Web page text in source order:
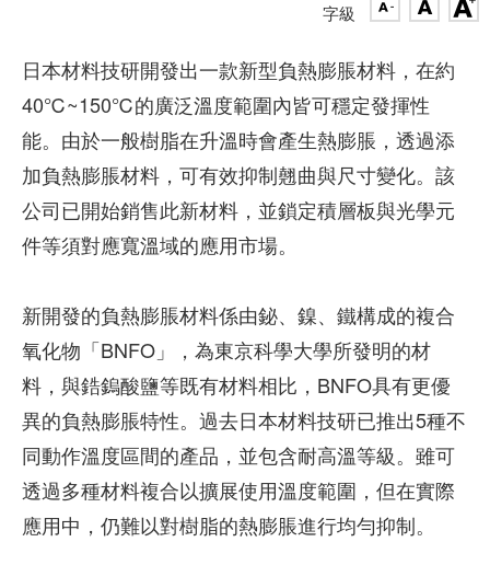
字級
日本材料技研開發出一款新型負熱膨脹材料，在約
40℃~150℃的廣泛溫度範圍內皆可穩定發揮性
能。由於一般樹脂在升溫時會產生熱膨脹，透過添
加負熱膨脹材料，可有效抑制翹曲與尺寸變化。該
公司已開始銷售此新材料，並鎖定積層板與光學元
件等須對應寬溫域的應用市場。
新開發的負熱膨脹材料係由鉍、鎳、鐵構成的複合
氧化物「BNFO」，為東京科學大學所發明的材
料，與鋯鎢酸鹽等既有材料相比，BNFO具有更優
異的負熱膨脹特性。過去日本材料技研已推出5種不
同動作溫度區間的產品，並包含耐高溫等級。雖可
透過多種材料複合以擴展使用溫度範圍，但在實際
應用中，仍難以對樹脂的熱膨脹進行均勻抑制。